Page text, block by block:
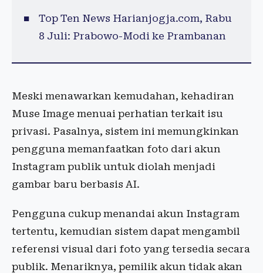
Top Ten News Harianjogja.com, Rabu
8 Juli: Prabowo-Modi ke Prambanan
Meski menawarkan kemudahan, kehadiran
Muse Image menuai perhatian terkait isu
privasi. Pasalnya, sistem ini memungkinkan
pengguna memanfaatkan foto dari akun
Instagram publik untuk diolah menjadi
gambar baru berbasis AI.
Pengguna cukup menandai akun Instagram
tertentu, kemudian sistem dapat mengambil
referensi visual dari foto yang tersedia secara
publik. Menariknya, pemilik akun tidak akan